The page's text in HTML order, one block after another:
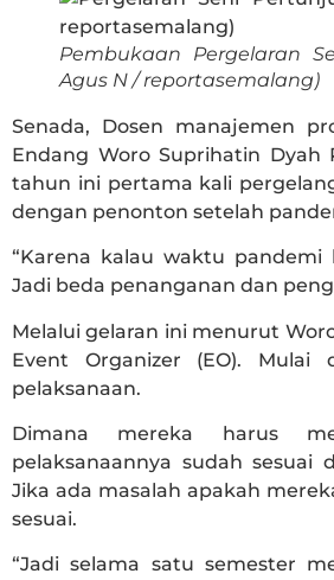
Pembukaan Pergelaran
Agus N / reportasemalang)
Senada, Dosen manajemen
Endang Woro Suprihatin Dyah
tahun ini pertama kali
dengan penonton setelah
“Karena kalau waktu
Jadi beda penanganan dan
Melalui gelaran ini menurut
Event Organizer (EO). Mulai
pelaksanaan.
Dimana mereka harus
pelaksanaannya sudah sesuai
Jika ada masalah apakah
sesuai.
“Jadi selama satu semester